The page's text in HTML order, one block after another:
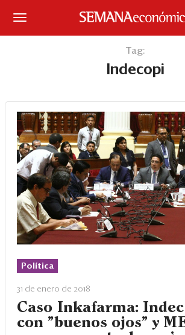
Portada
¿Qué está pasando?
Sectores y Empresas
Management
Economía y Finanzas
Legal y Política
Eventos
Ranking CEO
Tag:
Indecopi
Política
31 de enero de 2018
Caso Inkafarma:
con "buenos ojos" y